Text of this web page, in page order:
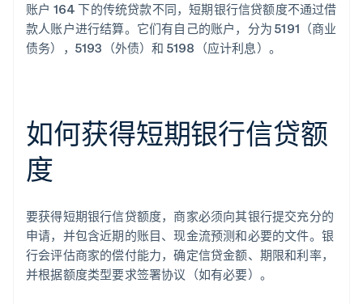
账户 164 下的传统贷款不同，短期银行信贷额度不通过借
款人账户进行结算。它们有自己的账户，分为 5191（商业
债务），5193（外债）和 5198（应计利息）。
如何获得短期银行信贷额
度
要获得短期银行信贷额度，商家必须向其银行提交充分的
申请，并包含近期的账目、现金流预测和必要的文件。银
行会评估商家的偿付能力，确定信贷金额、期限和利率，
并根据额度类型要求签署协议（如有必要）。